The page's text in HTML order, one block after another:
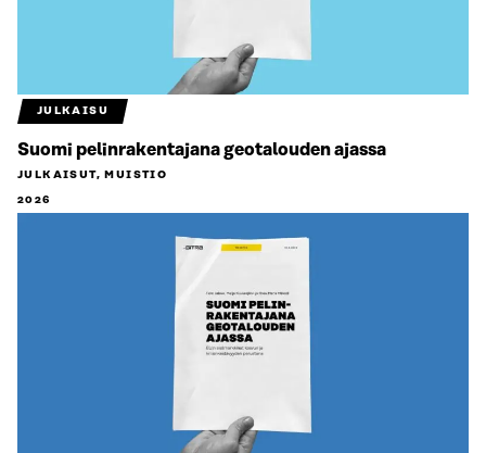
JULKAISU
Suomi pelinrakentajana geotalouden ajassa
JULKAISUT, MUISTIO
2026